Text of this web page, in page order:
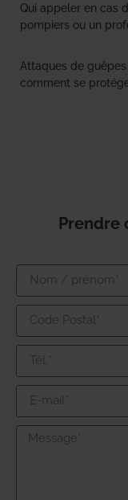
Qui appeler en cas
pompiers ou un
Attaques de
comment se
Prendre